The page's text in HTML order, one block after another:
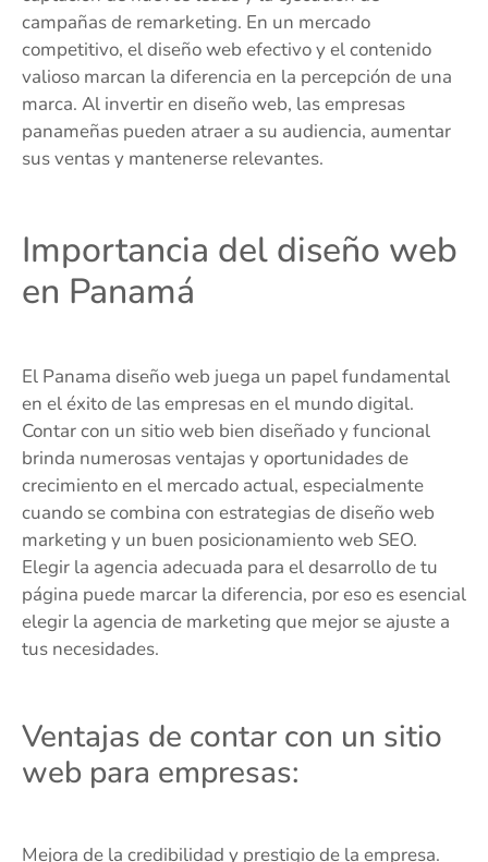
campañas de remarketing. En un mercado
competitivo, el diseño web efectivo y el contenido
valioso marcan la diferencia en la percepción de una
marca. Al invertir en diseño web, las empresas
panameñas pueden atraer a su audiencia, aumentar
sus ventas y mantenerse relevantes.
Importancia del diseño web
en Panamá
El Panama diseño web juega un papel fundamental
en el éxito de las empresas en el mundo digital.
Contar con un sitio web bien diseñado y funcional
brinda numerosas ventajas y oportunidades de
crecimiento en el mercado actual, especialmente
cuando se combina con estrategias de diseño web
marketing y un buen posicionamiento web SEO.
Elegir la agencia adecuada para el desarrollo de tu
página puede marcar la diferencia, por eso es esencial
elegir la agencia de marketing que mejor se ajuste a
tus necesidades.
Ventajas de contar con un sitio
web para empresas:
Mejora de la credibilidad y prestigio de la empresa.